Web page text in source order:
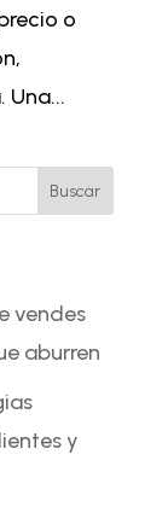
o
Buscar
vendes
aburren
y